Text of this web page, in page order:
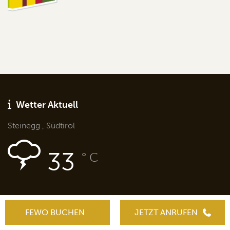
Wetter Aktuell
Steinegg , Südtirol
33 ° C
Weitere Links
FEWO BUCHEN JETZT ANRUFEN